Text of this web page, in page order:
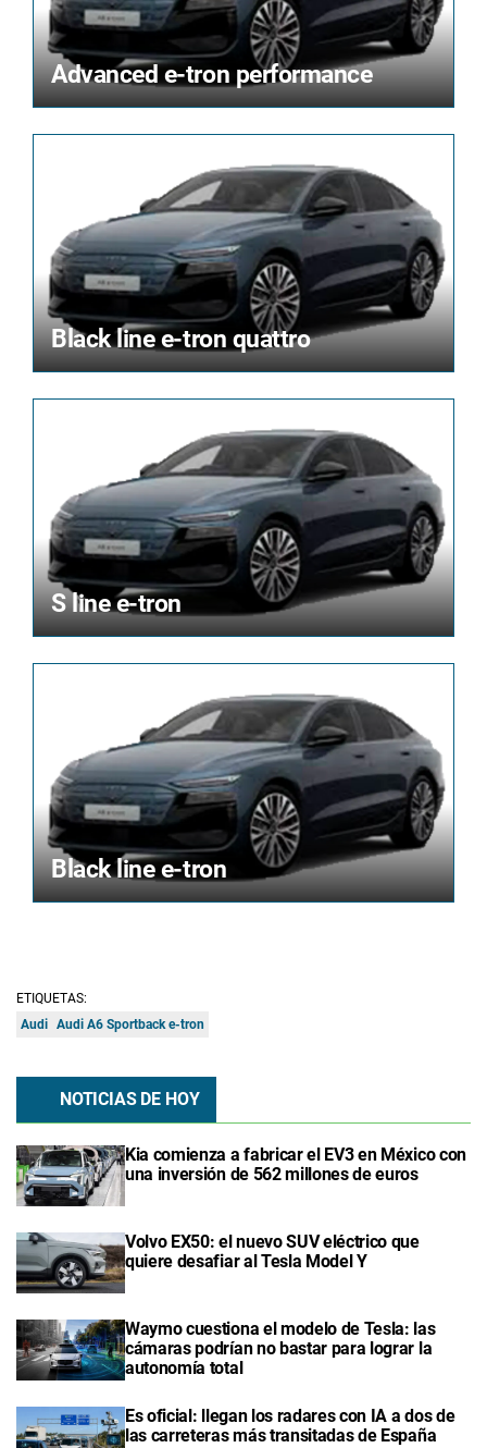
Advanced e-tron performance
Black line e-tron quattro
S line e-tron
Black line e-tron
ETIQUETAS:
Audi Audi A6 Sportback e-tron
NOTICIAS DE HOY
Kia comienza a fabricar el EV3 en México con
una inversión de 562 millones de euros
Volvo EX50: el nuevo SUV eléctrico que
quiere desafiar al Tesla Model Y
Waymo cuestiona el modelo de Tesla: las
cámaras podrían no bastar para lograr la
autonomía total
Es oficial: llegan los radares con IA a dos de
las carreteras más transitadas de España